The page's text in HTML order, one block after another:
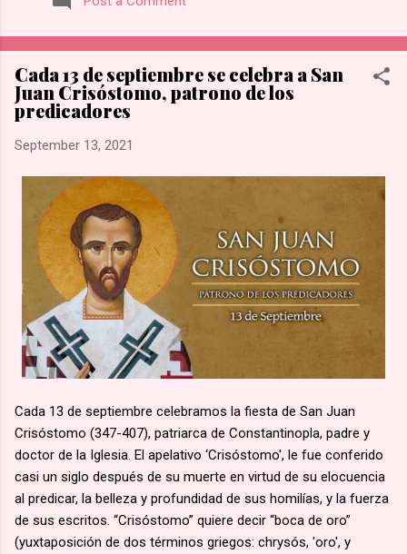
de los Padres Blancos. 🙏🏽 Recibió el bautismo al día
Cuando el rey de Burgunda, hoy Uganda, le ordenó retractarse
de su fe, rehusó. Junto con otros mártires se le condujo en
una marcha hacia la aldea de Namugongo, a unos 60 kms de
su hogar. 🙏🏽 Según la costumbre, se ejecutaba a un
prisionero en cada cruce de camino, él fue el primero en caer
Lubawo, fue alanceado y decapitado y sus restos dejados al
borde del camino....
Cada 13 de septiembre se celebra a San
Juan Crisóstomo, patrono de los
predicadores
September 13, 2021
Cada 13 de septiembre celebramos la fiesta de San Juan
Crisóstomo (347-407), patriarca de Constantinopla, padre y
doctor de la Iglesia. El apelativo ‘Crisóstomo', le fue conferido
casi un siglo después de su muerte en virtud de su elocuencia
al predicar, la belleza y profundidad de sus homilías, y la fuerza
de sus escritos. “Crisóstomo” quiere decir “boca de oro”
(yuxtaposición de dos términos griegos: chrysós, 'oro', y